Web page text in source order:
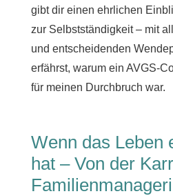
gibt dir einen ehrlichen
zur Selbstständigkeit – mit
und entscheidenden
erfährst, warum ein AVGS-
für meinen Durchbruch war.
Wenn das Leben
hat – Von der